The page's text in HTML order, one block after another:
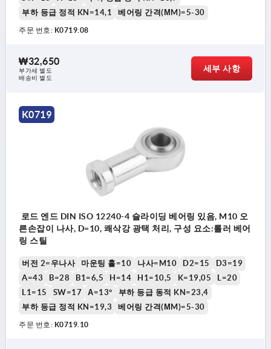
부하 등급 정적 KN=14,1
베어링 간격(ΜM)=5-30
주문 번호: K0719.08
₩32,650
부가세 별도
배송비 별도
세부 사항
K0719
로드 엔드 DIN ISO 12240-4 슬라이딩 베어링 있음, M10 오
른손잡이 나사, D=10, 쾌삭강 광택 처리, 구성 요소:롤러 베어
링 스틸
버전 2=우나사 마운팅 홀=10 나사=M10 D2=15
D3=19
A=43
B=28 B1=6,5 H=14 H1=10,5 K=19,05
L=20
L1=15
SW=17 Α=13°
부하 등급 동적 KN=23,4
부하 등급 정적 KN=19,3
베어링 간격(ΜM)=5-30
주문 번호: K0719.10